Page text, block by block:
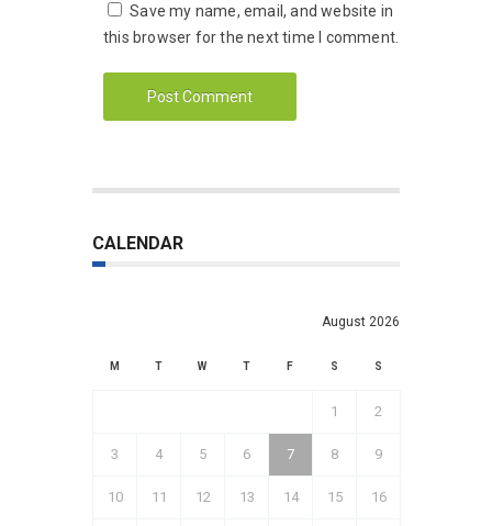
Save my name, email, and website in
this browser for the next time I comment.
CALENDAR
August 2026
M T W T F S S
1 2
3 4 5 6 7 8 9
10 11 12 13 14 15 16